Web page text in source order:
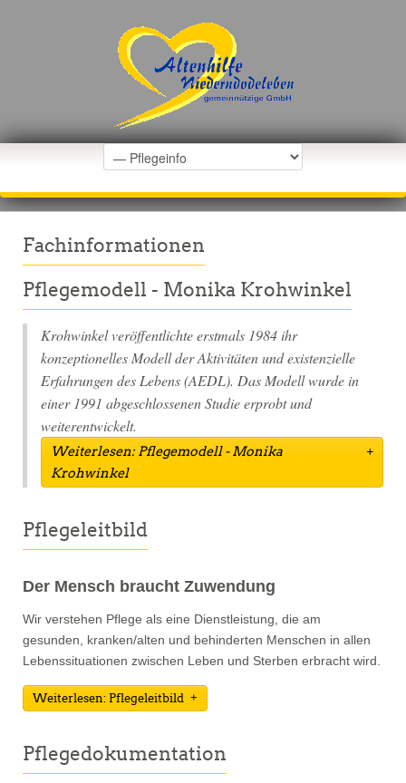
Fachinformationen
Pflegemodell - Monika Krohwinkel
Krohwinkel veröffentlichte erstmals 1984 ihr
konzeptionelles Modell der Aktivitäten und existenzielle
Erfahrungen des Lebens (AEDL). Das Modell wurde in
einer 1991 abgeschlossenen Studie erprobt und
weiterentwickelt.
Weiterlesen: Pflegemodell - Monika
Krohwinkel
Pflegeleitbild
Der Mensch braucht Zuwendung
Wir verstehen Pflege als eine Dienstleistung, die am
gesunden, kranken/alten und behinderten Menschen in allen
Lebenssituationen zwischen Leben und Sterben erbracht wird.
Weiterlesen: Pflegeleitbild
Pflegedokumentation